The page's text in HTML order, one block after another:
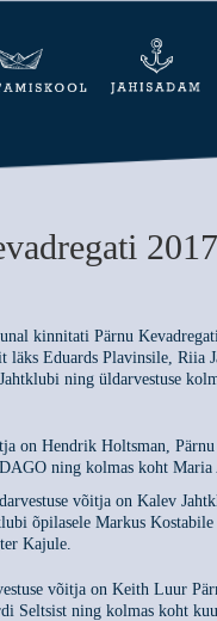
kinnitati Pärnu
läks Eduards Plavinsile, Riia
ning üldarvestuse
on Hendrik Holtsman,
ning kolmas koht
võitja on Kalev
õpilasele Markus
Kajule.
võitja on Keith Luur
Seltsist ning kolmas koht